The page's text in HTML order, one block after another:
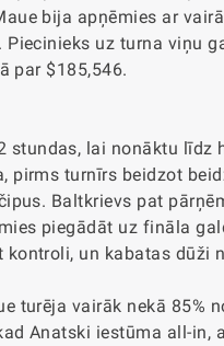
bija apņēmies ar
Piecinieks uz turna viņu
par $185,546.
stundas, lai nonāktu līdz
pirms turnīrs beidzot
Baltkrievs pat
piegādāt uz fināla
kontroli, un kabatas
turēja vairāk nekā 85%
Anatski iestūma all-in,